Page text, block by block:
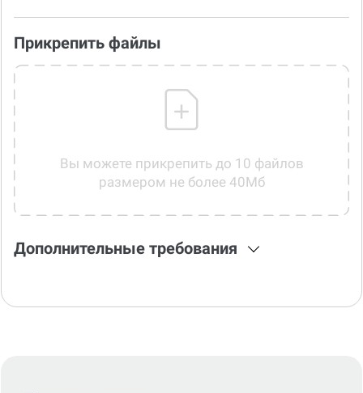
Прикрепить файлы
Вы можете прикрепить до 10 файлов
размером не более 40Мб
Дополнительные требования